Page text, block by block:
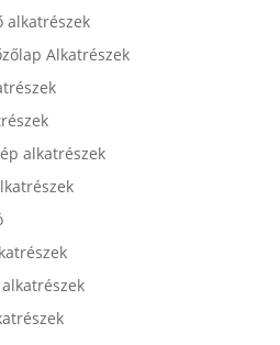
alkatrészek
Alkatrészek
alkatrészek